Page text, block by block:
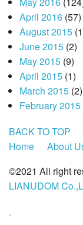
April 2016(57)
August 2015
June 2015(2)
May 2015(9)
April 2015(1)
March 2015(2)
February 2015
BACK TO TOP
Home
About
©2021 All right
LIANUDOM
.